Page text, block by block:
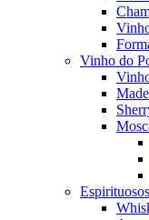
Vinho do
Espirituosos